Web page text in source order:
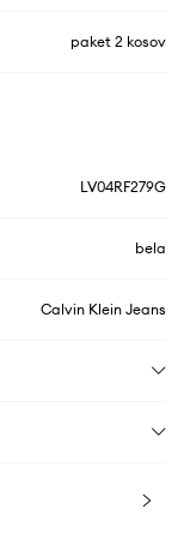
paket 2 kosov
LV04RF279G
bela
Calvin Klein Jeans